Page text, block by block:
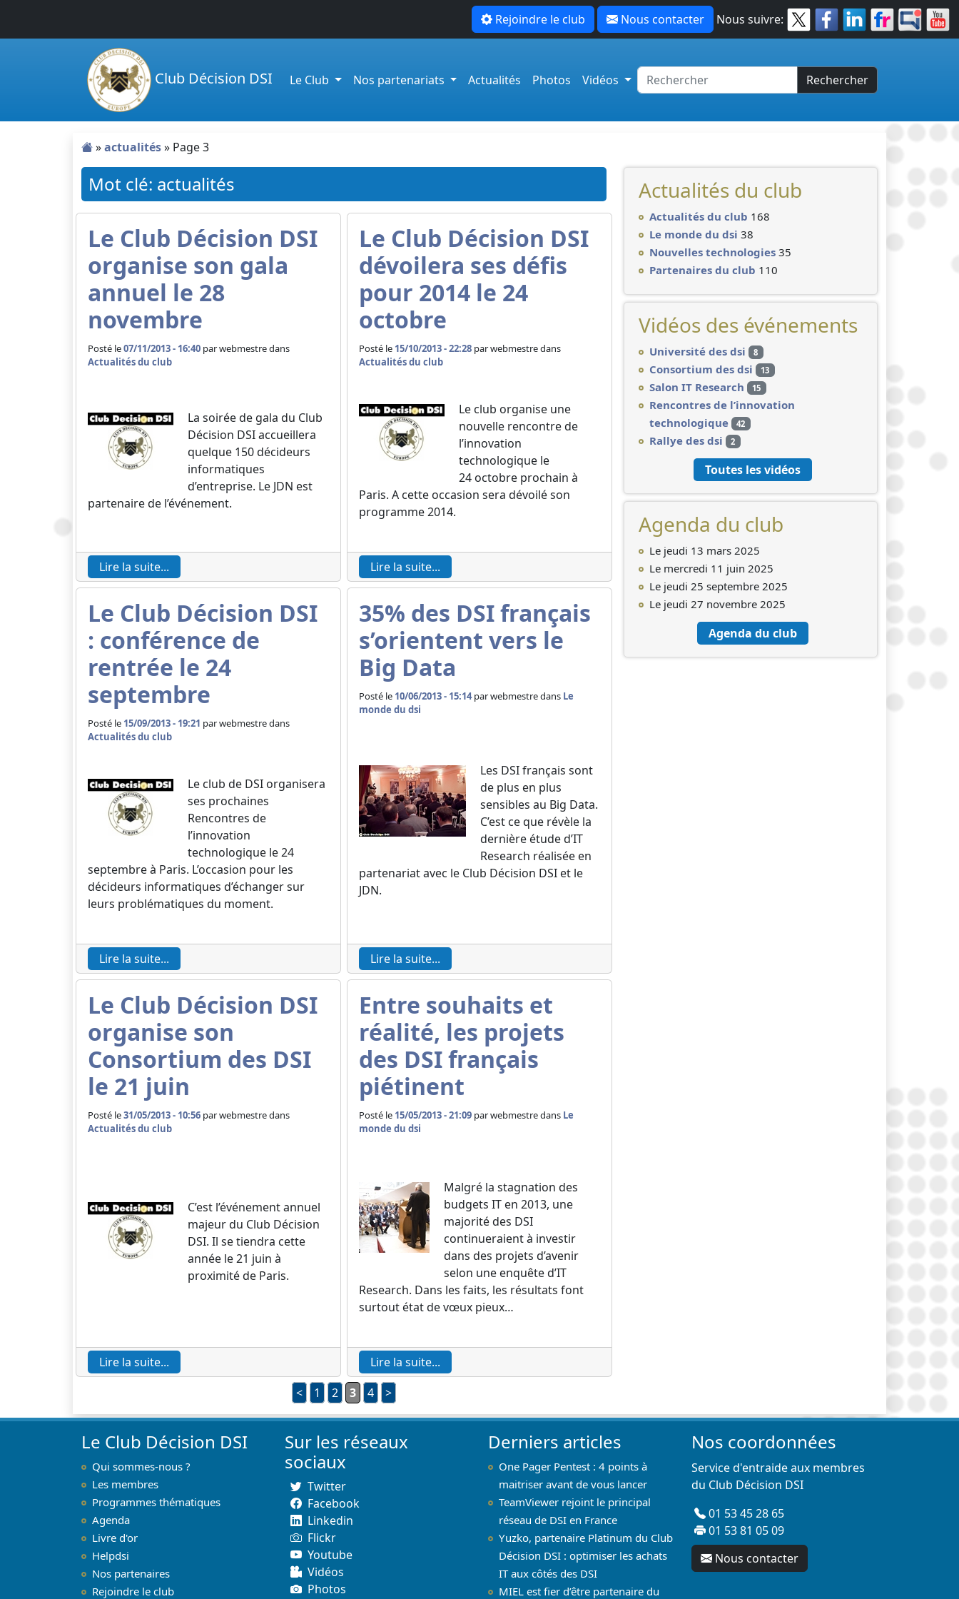
Rejoindre le club Nous contacter Nous suivre:
Club Décision DSI Le Club Nos partenariats Actualités Photos Vidéos Rechercher
»actualités» Page 3
Mot clé: actualités
Le Club Décision DSI
organise son gala
annuel le 28
novembre
Posté le07/11/2013 - 16:40 parwebmestre dans
Actualités du club
La soirée de gala du Club
Décision DSI accueillera
quelque 150 décideurs
informatiques
d’entreprise. Le JDN est
partenaire de l’événement.
Lire la suite...
Le Club Décision DSI
dévoilera ses défis
pour 2014 le 24
octobre
Posté le 15/10/2013 - 22:28 parwebmestre dans
Actualités du club
Le club organise une
nouvelle rencontre de
l’innovation
technologique le
24 octobre prochain à
Paris. A cette occasion sera dévoilé son
programme 2014.
Lire la suite...
Le Club Décision DSI
: conférence de
rentrée le 24
septembre
Posté le 15/09/2013 - 19:21 parwebmestre dans
Actualités du club
Le club de DSI organisera
ses prochaines
Rencontres de
l’innovation
technologique le 24
septembre à Paris. L’occasion pour les
décideurs informatiques d’échanger sur
leurs problématiques du moment.
Lire la suite...
35% des DSI français
s’orientent vers le
Big Data
Posté le 10/06/2013 - 15:14 parwebmestre dans Le
monde du dsi
Les DSI français sont
de plus en plus
sensibles au Big Data.
C’est ce que révèle la
dernière étude d’IT
Research réalisée en
partenariat avec le Club Décision DSI et le
JDN.
Lire la suite...
Le Club Décision DSI
organise son
Consortium des DSI
le 21 juin
Posté le31/05/2013 - 10:56 parwebmestre dans
Actualités du club
C’est l’événement annuel
majeur du Club Décision
DSI. Il se tiendra cette
année le 21 juin à
proximité de Paris.
Lire la suite...
Entre souhaits et
réalité, les projets
des DSI français
piétinent
Posté le 15/05/2013 - 21:09 parwebmestre dans Le
monde du dsi
Malgré la stagnation des
budgets IT en 2013, une
majorité des DSI
continueraient à investir
dans des projets d’avenir
selon une enquête d’IT
Research. Dans les faits, les résultats font
surtout état de vœux pieux…
Lire la suite...
<
1 2 3 4 >
Actualités du club
Actualités du club 168
Le monde du dsi 38
Nouvelles technologies 35
Partenaires du club 110
Vidéos des événements
Université des dsi 8
Consortium des dsi 13
Salon IT Research 15
Rencontres de l’innovation
technologique
42
Rallye des dsi 2
Toutes les vidéos
Agenda du club
Le jeudi 13 mars 2025
Le mercredi 11 juin 2025
Le jeudi 25 septembre 2025
Le jeudi 27 novembre 2025
Agenda du club
Le Club Décision DSI
Qui sommes-nous ?
Les membres
Programmes thématiques
Agenda
Livre d'or
Helpdsi
Nos partenaires
Rejoindre le club
Sur les réseaux
sociaux
Twitter
Facebook
Linkedin
Flickr
Youtube
Vidéos
Photos
Derniers articles
One Pager Pentest : 4 points à
maitriser avant de vous lancer
TeamViewer rejoint le principal
réseau de DSI en France
Yuzko, partenaire Platinum du Club
Décision DSI : optimiser les achats
IT aux côtés des DSI
MIEL est fier d’être partenaire du
Nos coordonnées
Service d'entraide aux membres
du Club Décision DSI
01 53 45 28 65
01 53 81 05 09
Nous contacter